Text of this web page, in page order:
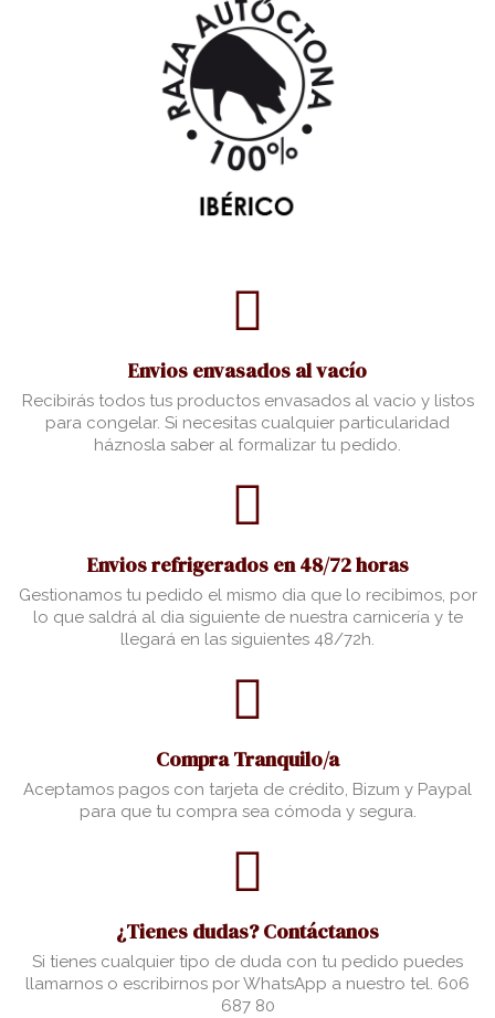
Envios envasados al vacío
Recibirás todos tus productos envasados al vacio y listos
para congelar. Si necesitas cualquier particularidad
háznosla saber al formalizar tu pedido.
Envios refrigerados en 48/72 horas
Gestionamos tu pedido el mismo dia que lo recibimos, por
lo que saldrá al dia siguiente de nuestra carnicería y te
llegará en las siguientes 48/72h.
Compra Tranquilo/a
Aceptamos pagos con tarjeta de crédito, Bizum y Paypal
para que tu compra sea cómoda y segura.
¿Tienes dudas? Contáctanos
Si tienes cualquier tipo de duda con tu pedido puedes
llamarnos o escribirnos por WhatsApp a nuestro tel. 606
687 80